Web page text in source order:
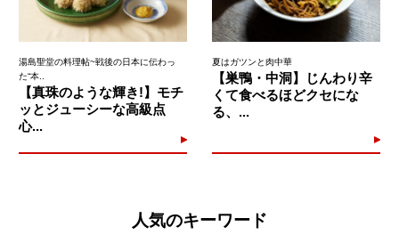
湯島聖堂の料理帖~戦後の日本に伝わっ
た“本..
【真珠のような輝き!】モチ
ッとジューシーな高級点
心...
夏はガツンと肉中華
【巣鴨・中洞】じんわり辛
くて食べるほどクセにな
る、...
人気のキーワード